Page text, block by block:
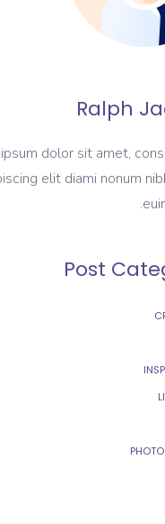
Ralph
dolor sit amet,
elit diami nonum
Post